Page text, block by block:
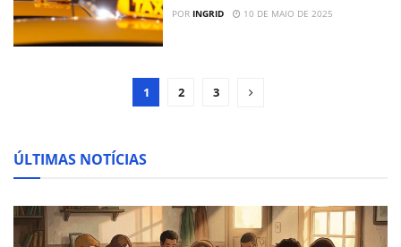
POR INGRID 10 DE MAIO DE 2025
1 2 3
ÚLTIMAS NOTÍCIAS